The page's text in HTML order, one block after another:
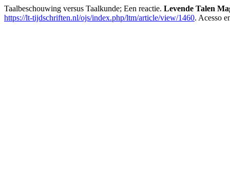
Taalbeschouwing versus Taalkunde; Een reactie. Levende Talen
https://lt-tijdschriften.nl/ojs/index.php/ltm/article/view/1460. Acesso